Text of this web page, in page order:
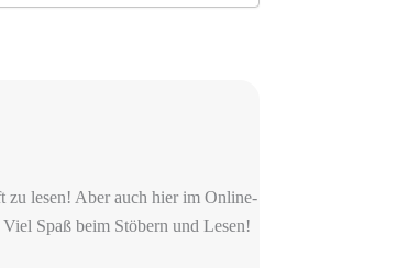
zu lesen! Aber auch hier im Online-
Spaß beim Stöbern und Lesen!